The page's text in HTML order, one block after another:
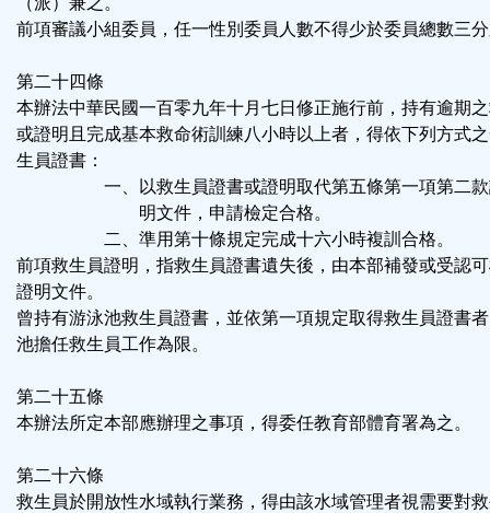
前項審議小組委員，任一性別委員人數不得少於委員總數三
第二十四條
本辦法中華民國一百零九年十月七日修正施行前，持有逾期
或證明且完成基本救命術訓練八小時以上者，得依下列方式
生員證書：
一、以救生員證書或證明取代第五條第一項第二款
明文件，申請檢定合格。
二、準用第十條規定完成十六小時複訓合格。
前項救生員證明，指救生員證書遺失後，由本部補發或受認
證明文件。
曾持有游泳池救生員證書，並依第一項規定取得救生員證書
池擔任救生員工作為限。
第二十五條
本辦法所定本部應辦理之事項，得委任教育部體育署為之。
第二十六條
救生員於開放性水域執行業務，得由該水域管理者視需要對